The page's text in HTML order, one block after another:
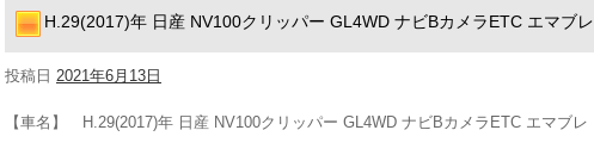
H.29(2017)年 日産 NV100クリッパー GL4WD ナビBカメラETC エマブレ
投稿日 2021年6月13日
【車名】 H.29(2017)年 日産 NV100クリッパー GL4WD ナビBカメラETC エマブレ